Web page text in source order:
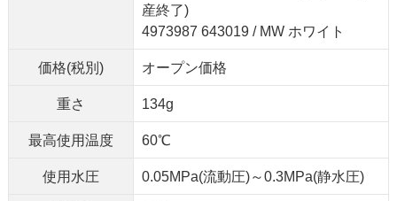
産終了)
4973987 643019 / MW ホワイト
価格(税別) オープン価格
重さ 134g
最高使用温度 60℃
使用水圧 0.05MPa(流動圧)～0.3MPa(静水圧)